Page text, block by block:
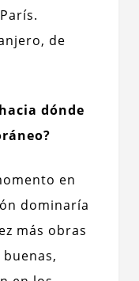
de
dónde
en
dominaría
más obras